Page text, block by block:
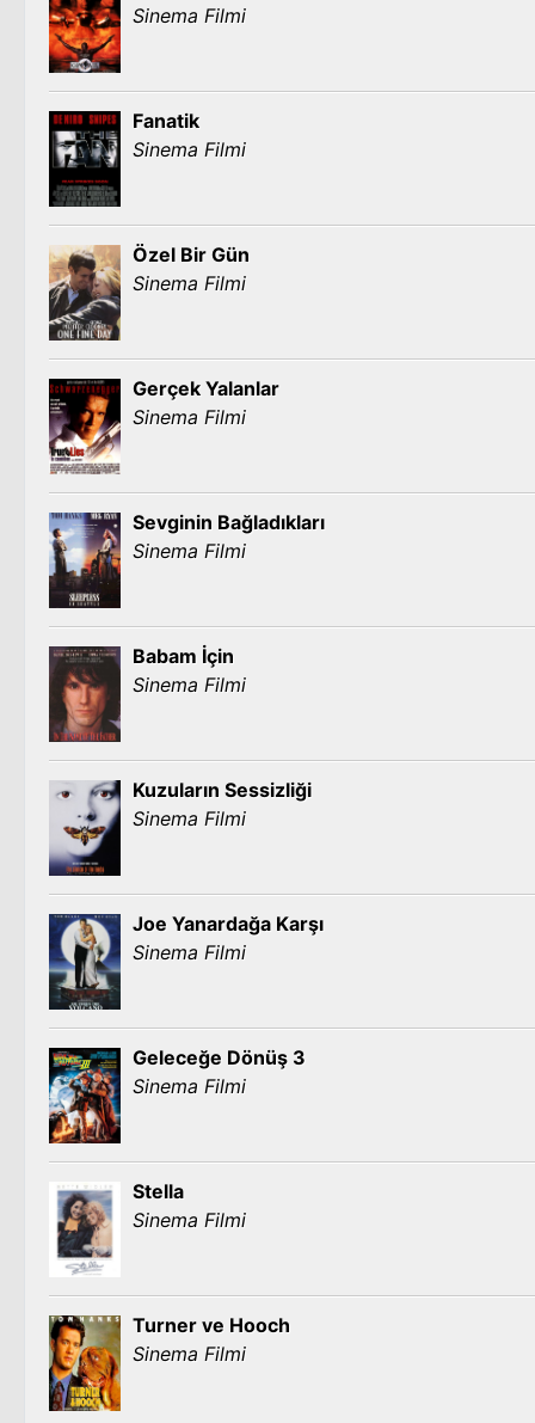
Sinema Filmi
Fanatik
Sinema Filmi
Özel Bir Gün
Sinema Filmi
Gerçek Yalanlar
Sinema Filmi
Sevginin Bağladıkları
Sinema Filmi
Babam İçin
Sinema Filmi
Kuzuların Sessizliği
Sinema Filmi
Joe Yanardağa Karşı
Sinema Filmi
Geleceğe Dönüş 3
Sinema Filmi
Stella
Sinema Filmi
Turner ve Hooch
Sinema Filmi